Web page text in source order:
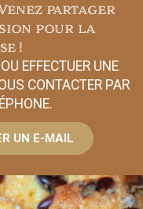
partager
pour la
!
EFFECTUER UNE
CONTACTER PAR
UN E-MAIL